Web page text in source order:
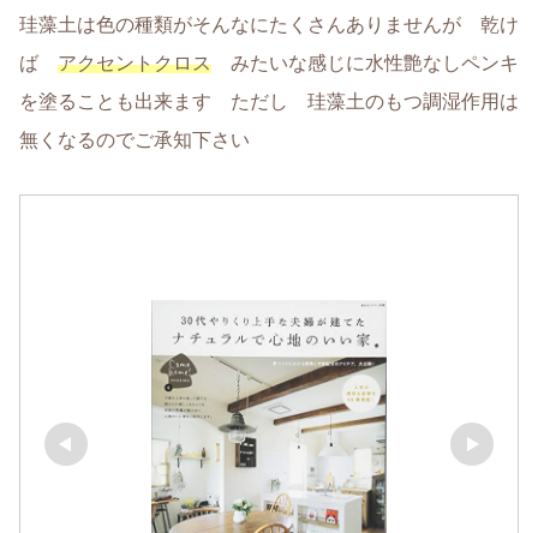
珪藻土は色の種類がそんなにたくさんありませんが 乾け
ば アクセントクロス みたいな感じに水性艶なしペンキ
を塗ることも出来ます ただし 珪藻土のもつ調湿作用は
無くなるのでご承知下さい